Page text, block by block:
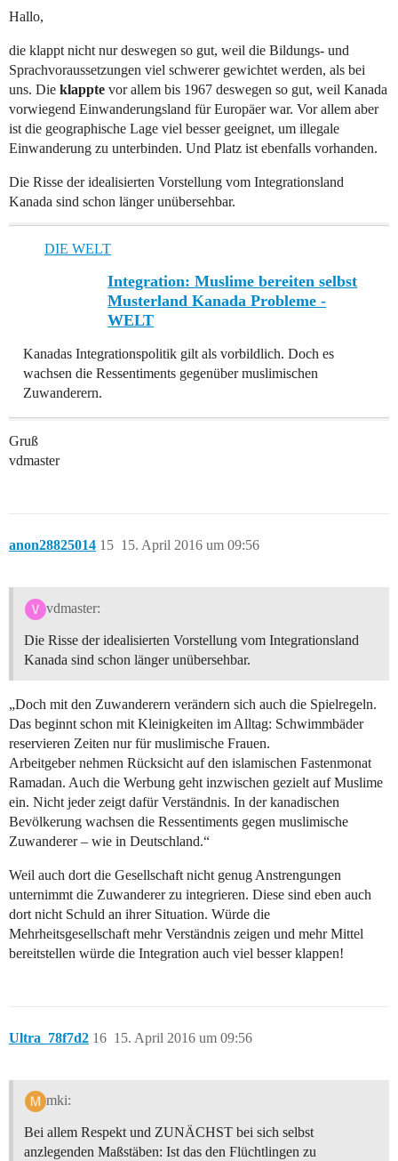
Hallo,
die klappt nicht nur deswegen so gut, weil die Bildungs- und
Sprachvoraussetzungen viel schwerer gewichtet werden, als bei
uns. Die klappte vor allem bis 1967 deswegen so gut, weil Kanada
vorwiegend Einwanderungsland für Europäer war. Vor allem aber
ist die geographische Lage viel besser geeignet, um illegale
Einwanderung zu unterbinden. Und Platz ist ebenfalls vorhanden.
Die Risse der idealisierten Vorstellung vom Integrationsland
Kanada sind schon länger unübersehbar.
DIE WELT
Integration: Muslime bereiten selbst
Musterland Kanada Probleme -
WELT
Kanadas Integrationspolitik gilt als vorbildlich. Doch es
wachsen die Ressentiments gegenüber muslimischen
Zuwanderern.
Gruß
vdmaster
anon28825014 15. April 2016 um 09:56
15
vdmaster:
Die Risse der idealisierten Vorstellung vom Integrationsland
Kanada sind schon länger unübersehbar.
„Doch mit den Zuwanderern verändern sich auch die Spielregeln.
Das beginnt schon mit Kleinigkeiten im Alltag: Schwimmbäder
reservieren Zeiten nur für muslimische Frauen.
Arbeitgeber nehmen Rücksicht auf den islamischen Fastenmonat
Ramadan. Auch die Werbung geht inzwischen gezielt auf Muslime
ein. Nicht jeder zeigt dafür Verständnis. In der kanadischen
Bevölkerung wachsen die Ressentiments gegen muslimische
Zuwanderer – wie in Deutschland.“
Weil auch dort die Gesellschaft nicht genug Anstrengungen
unternimmt die Zuwanderer zu integrieren. Diese sind eben auch
dort nicht Schuld an ihrer Situation. Würde die
Mehrheitsgesellschaft mehr Verständnis zeigen und mehr Mittel
bereitstellen würde die Integration auch viel besser klappen!
Ultra_78f7d2 15. April 2016 um 09:56
16
mki:
Bei allem Respekt und ZUNÄCHST bei sich selbst
anzlegenden Maßstäben: Ist das den Flüchtlingen zu